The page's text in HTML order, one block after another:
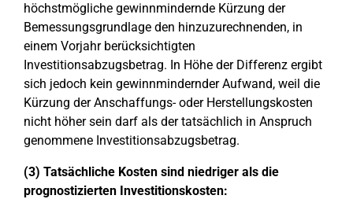
höchstmögliche gewinnmindernde Kürzung der
Bemessungsgrundlage den hinzuzurechnenden, in
einem Vorjahr berücksichtigten
Investitionsabzugsbetrag. In Höhe der Differenz ergibt
sich jedoch kein gewinnmindernder Aufwand, weil die
Kürzung der Anschaffungs- oder Herstellungskosten
nicht höher sein darf als der tatsächlich in Anspruch
genommene Investitionsabzugsbetrag.
(3) Tatsächliche Kosten sind niedriger als die
prognostizierten Investitionskosten: